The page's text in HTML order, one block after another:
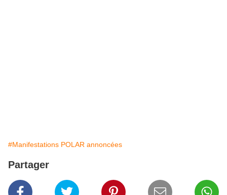
#Manifestations POLAR annoncées
Partager